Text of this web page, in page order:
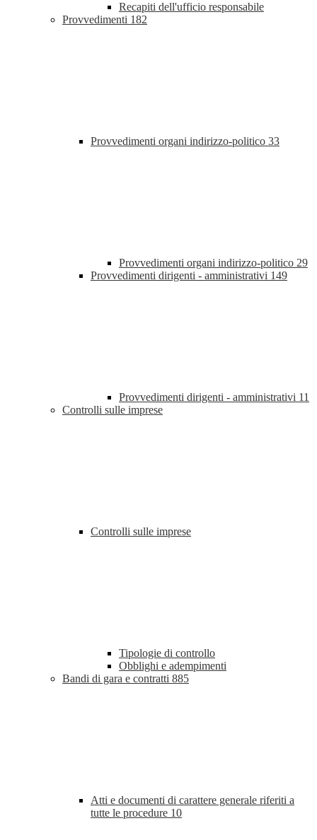
Recapiti dell'ufficio responsabile
Provvedimenti 182
Provvedimenti organi indirizzo-politico 33
Provvedimenti organi indirizzo-politico 29
Provvedimenti dirigenti - amministrativi 149
Provvedimenti dirigenti - amministrativi 11
Controlli sulle imprese
Controlli sulle imprese
Tipologie di controllo
Obblighi e adempimenti
Bandi di gara e contratti 885
Atti e documenti di carattere generale riferiti a
tutte le procedure 10